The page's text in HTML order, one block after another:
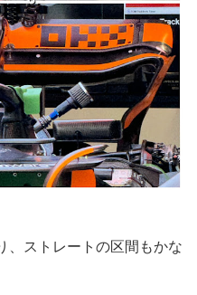
、ストレートの区間もかな